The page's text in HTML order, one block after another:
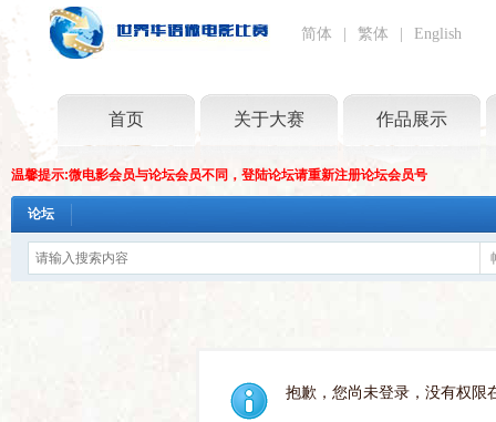
简体 繁体 English
首页 关于大赛 作品展示
温馨提示:微电影会员与论坛会员不同，登陆论坛请重新注册论坛会员号
论坛
抱歉，您尚未登录，没有权限